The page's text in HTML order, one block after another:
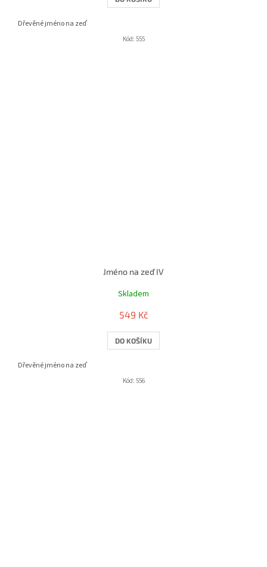
Dřevěné jméno na zeď
Kód: 555
Jméno na zeď IV
Skladem
549 Kč
DO KOŠÍKU
Dřevěné jméno na zeď
Kód: 556